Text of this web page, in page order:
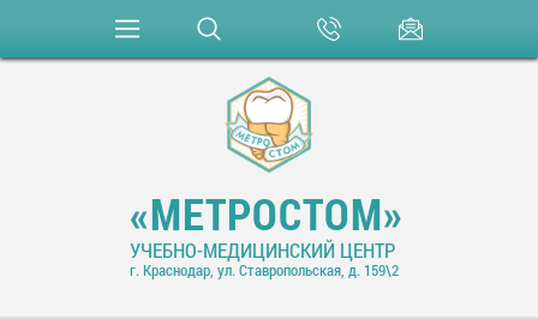
«МЕТРОСТОМ»
УЧЕБНО-МЕДИЦИНСКИЙ ЦЕНТР
г. Краснодар, ул. Ставропольская, д. 159\2